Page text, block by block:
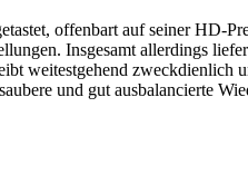
offenbart auf seiner HD-
Insgesamt allerdings
weitestgehend zweckdienlich
und gut ausbalancierte